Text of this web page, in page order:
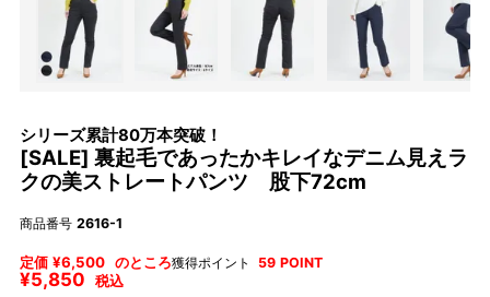
シリーズ累計80万本突破！
[SALE] 裏起毛であったかキレイなデニム見えラ
クの美ストレートパンツ 股下72cm
商品番号 2616-1
定価 ¥6,500 のところ
¥5,850 税込
獲得ポイント 59 POINT